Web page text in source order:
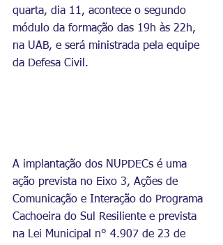
quarta, dia 11, acontece o segundo
módulo da formação das 19h às 22h,
na UAB, e será ministrada pela equipe
da Defesa Civil.
A implantação dos NUPDECs é uma
ação prevista no Eixo 3, Ações de
Comunicação e Interação do Programa
Cachoeira do Sul Resiliente e prevista
na Lei Municipal n° 4.907 de 23 de